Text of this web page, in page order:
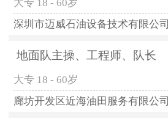
大专 18 - 60岁
深圳市迈威石油设备技术有限公司
地面队主操、工程师、队长
大专 18 - 60岁
廊坊开发区近海油田服务有限公司